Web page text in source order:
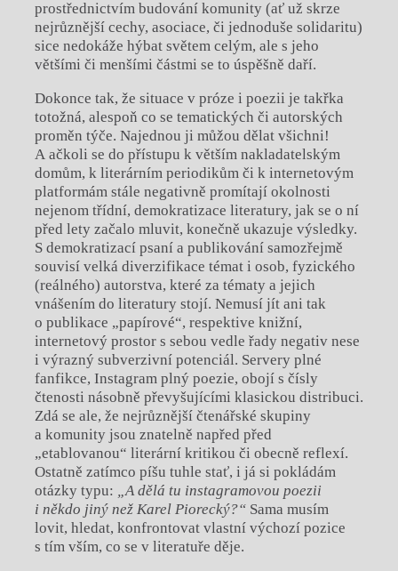
prostřednictvím budování komunity (ať už skrze
nejrůznější cechy, asociace, či jednoduše solidaritu)
sice nedokáže hýbat světem celým, ale s jeho
většími či menšími částmi se to úspěšně daří.
Dokonce tak, že situace v próze i poezii je takřka
totožná, alespoň co se tematických či autorských
proměn týče. Najednou ji můžou dělat všichni!
A ačkoli se do přístupu k větším nakladatelským
domům, k literárním periodikům či k internetovým
platformám stále negativně promítají okolnosti
nejenom třídní, demokratizace literatury, jak se o ní
před lety začalo mluvit, konečně ukazuje výsledky.
S demokratizací psaní a publikování samozřejmě
souvisí velká diverzifikace témat i osob, fyzického
(reálného) autorstva, které za tématy a jejich
vnášením do literatury stojí. Nemusí jít ani tak
o publikace „papírové“, respektive knižní,
internetový prostor s sebou vedle řady negativ nese
i výrazný subverzivní potenciál. Servery plné
fanfikce, Instagram plný poezie, obojí s čísly
čtenosti násobně převyšujícími klasickou distribuci.
Zdá se ale, že nejrůznější čtenářské skupiny
a komunity jsou znatelně napřed před
„etablovanou“ literární kritikou či obecně reflexí.
Ostatně zatímco píšu tuhle stať, i já si pokládám
otázky typu: „A dělá tu instagramovou poezii
i někdo jiný než Karel Piorecký?“ Sama musím
lovit, hledat, konfrontovat vlastní výchozí pozice
s tím vším, co se v literatuře děje.